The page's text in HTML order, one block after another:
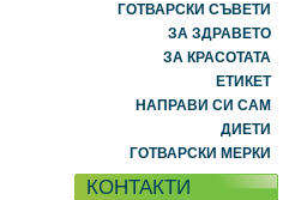
ГОТВАРСКИ СЪВЕТИ
ЗА ЗДРАВЕТО
ЗА КРАСОТАТА
ЕТИКЕТ
НАПРАВИ СИ САМ
ДИЕТИ
ГОТВАРСКИ МЕРКИ
КОНТАКТИ